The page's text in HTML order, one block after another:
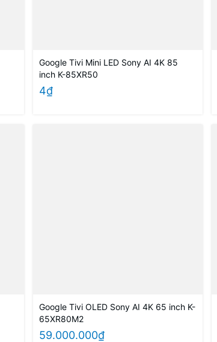
Google Tivi Mini LED Sony AI 4K 85
inch K-85XR50
4₫
Google Tivi OLED Sony AI 4K 65 inch K-
65XR80M2
59.000.000₫